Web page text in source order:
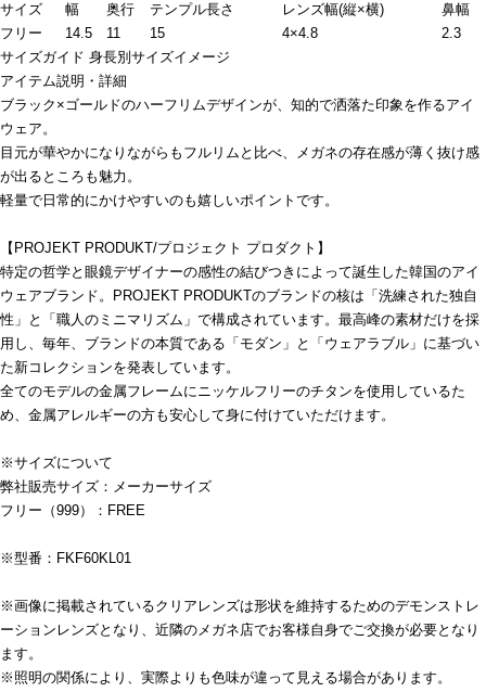
サイズ
幅 奥行 テンプル長さ レンズ幅(縦×横)
鼻幅
フリー
14.5 11 15 4×4.8
2.3
サイズガイド 身長別サイズイメージ
アイテム説明・詳細
ブラック×ゴールドのハーフリムデザインが、知的で洒落た印象を作るアイ
ウェア。
目元が華やかになりながらもフルリムと比べ、メガネの存在感が薄く抜け感
が出るところも魅力。
軽量で日常的にかけやすいのも嬉しいポイントです。
【PROJEKT PRODUKT/プロジェクト プロダクト】
特定の哲学と眼鏡デザイナーの感性の結びつきによって誕生した韓国のアイ
ウェアブランド。PROJEKT PRODUKTのブランドの核は「洗練された独自
性」と「職人のミニマリズム」で構成されています。最高峰の素材だけを採
用し、毎年、ブランドの本質である「モダン」と「ウェアラブル」に基づい
た新コレクションを発表しています。
全てのモデルの金属フレームにニッケルフリーのチタンを使用しているた
め、金属アレルギーの方も安心して身に付けていただけます。
※サイズについて
弊社販売サイズ：メーカーサイズ
フリー（999）：FREE
※型番：FKF60KL01
※画像に掲載されているクリアレンズは形状を維持するためのデモンストレ
ーションレンズとなり、近隣のメガネ店でお客様自身でご交換が必要となり
ます。
※照明の関係により、実際よりも色味が違って見える場合があります。